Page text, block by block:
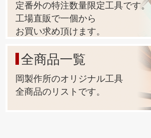
定番外の特注数量限定工具です。
工場直販で一個から
お買い求め頂けます。
全商品一覧
岡製作所のオリジナル工具
全商品のリストです。